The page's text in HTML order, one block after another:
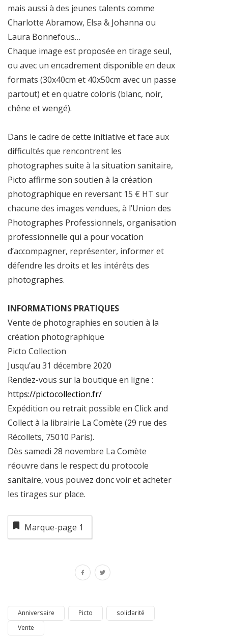
mais aussi à des jeunes talents comme
Charlotte Abramow, Elsa & Johanna ou
Laura Bonnefous…
Chaque image est proposée en tirage seul,
ou avec un encadrement disponible en deux
formats (30x40cm et 40x50cm avec un passe
partout) et en quatre coloris (blanc, noir,
chêne et wengé).
Dans le cadre de cette initiative et face aux
difficultés que rencontrent les
photographes suite à la situation sanitaire,
Picto affirme son soutien à la création
photographique en reversant 15 € HT sur
chacune des images vendues, à l’Union des
Photographes Professionnels, organisation
professionnelle qui a pour vocation
d’accompagner, représenter, informer et
défendre les droits et les intérêts des
photographes.
INFORMATIONS PRATIQUES
Vente de photographies en soutien à la
création photographique
Picto Collection
Jusqu’au 31 décembre 2020
Rendez-vous sur la boutique en ligne :
https://pictocollection.fr/
Expédition ou retrait possible en Click and
Collect à la librairie La Comète (29 rue des
Récollets, 75010 Paris).
Dès samedi 28 novembre La Comète
réouvre dans le respect du protocole
sanitaire, vous pouvez donc voir et acheter
les tirages sur place.
Marque-page 1
Anniversaire Picto
solidarité
Vente